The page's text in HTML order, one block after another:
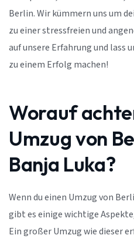
Berlin. Wir kümmern uns um
zu einer stressfreien und
auf unsere Erfahrung und lass
zu einem Erfolg machen!
Worauf
Umzug von
Banja Luka?
Wenn du einen Umzug von
gibt es einige wichtige
Ein großer Umzug wie dieser